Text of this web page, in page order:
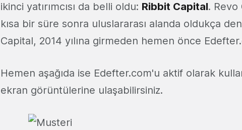
ikinci yatırımcısı da belli oldu: Ribbit Capital. Revo
kısa bir süre sonra uluslararası alanda oldukça
Capital, 2014 yılına girmeden hemen önce
Hemen aşağıda ise Edefter.com'u aktif olarak
ekran görüntülerine ulaşabilirsiniz.